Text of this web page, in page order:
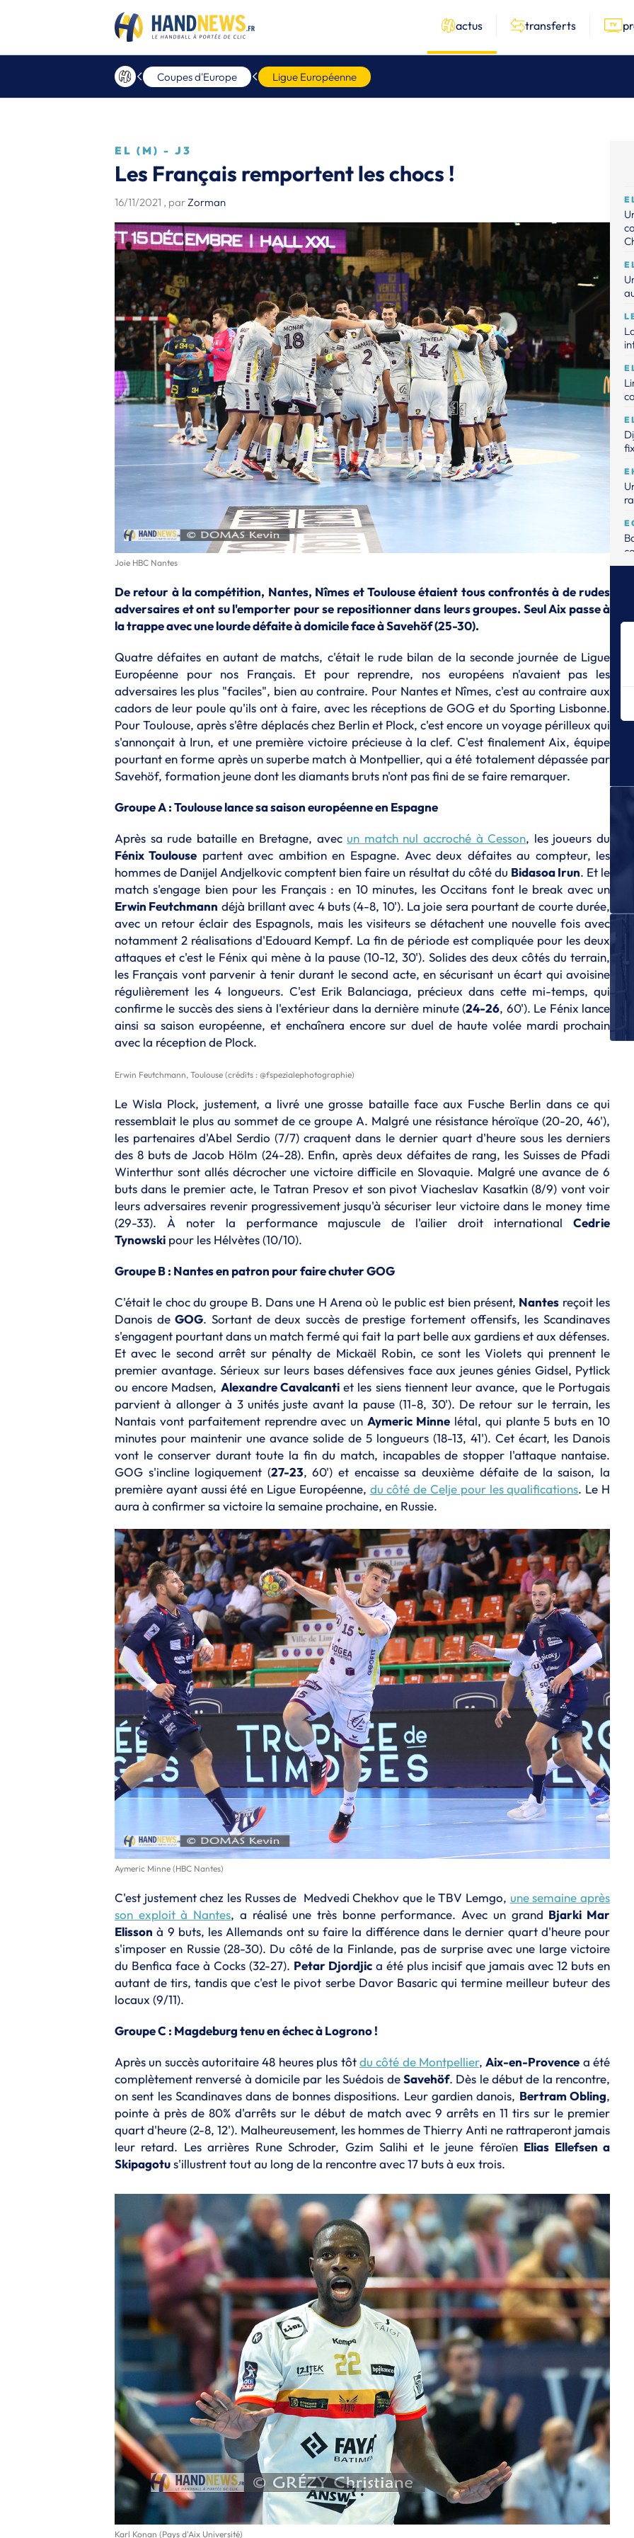
actus transferts
Coupes d'Europe Ligue Européenne
EL (M) - J3
Les Français remportent les chocs !
16/11/2021 , parZorman
Joie HBC Nantes
De retour à la compétition, Nantes, Nîmes et Toulouse étaient tous confrontés à de rudes
adversaires et ont su l'emporter pour se repositionner dans leurs groupes. Seul Aix passe à
la trappe avec une lourde défaite à domicile face à Savehöf (25-30).
Quatre défaites en autant de matchs, c'était le rude bilan de la seconde journée de Ligue
Européenne pour nos Français. Et pour reprendre, nos européens n'avaient pas les
adversaires les plus "faciles", bien au contraire. Pour Nantes et Nîmes, c'est au contraire aux
cadors de leur poule qu'ils ont à faire, avec les réceptions de GOG et du Sporting Lisbonne.
Pour Toulouse, après s'être déplacés chez Berlin et Plock, c'est encore un voyage périlleux qui
s'annonçait à Irun, et une première victoire précieuse à la clef. C'est finalement Aix, équipe
pourtant en forme après un superbe match à Montpellier, qui a été totalement dépassée par
Savehöf, formation jeune dont les diamants bruts n'ont pas fini de se faire remarquer.
Groupe A : Toulouse lance sa saison européenne en Espagne
Après sa rude bataille en Bretagne, avec un match nul accroché à Cesson, les joueurs du
Fénix Toulouse partent avec ambition en Espagne. Avec deux défaites au compteur, les
hommes de Danijel Andjelkovic comptent bien faire un résultat du côté du Bidasoa Irun. Et le
match s'engage bien pour les Français : en 10 minutes, les Occitans font le break avec un
Erwin Feutchmann déjà brillant avec 4 buts (4-8, 10'). La joie sera pourtant de courte durée,
avec un retour éclair des Espagnols, mais les visiteurs se détachent une nouvelle fois avec
notamment 2 réalisations d'Edouard Kempf. La fin de période est compliquée pour les deux
attaques et c'est le Fénix qui mène à la pause (10-12, 30'). Solides des deux côtés du terrain,
les Français vont parvenir à tenir durant le second acte, en sécurisant un écart qui avoisine
régulièrement les 4 longueurs. C'est Erik Balanciaga, précieux dans cette mi-temps, qui
confirme le succès des siens à l'extérieur dans la dernière minute (24-26, 60'). Le Fénix lance
ainsi sa saison européenne, et enchaînera encore sur duel de haute volée mardi prochain
avec la réception de Plock.
Erwin Feutchmann, Toulouse (crédits : @fspezialephotographie)
Le Wisla Plock, justement, a livré une grosse bataille face aux Fusche Berlin dans ce qui
ressemblait le plus au sommet de ce groupe A. Malgré une résistance héroïque (20-20, 46'),
les partenaires d'Abel Serdio (7/7) craquent dans le dernier quart d'heure sous les derniers
des 8 buts de Jacob Hölm (24-28). Enfin, après deux défaites de rang, les Suisses de Pfadi
Winterthur sont allés décrocher une victoire difficile en Slovaquie. Malgré une avance de 6
buts dans le premier acte, le Tatran Presov et son pivot Viacheslav Kasatkin (8/9) vont voir
leurs adversaires revenir progressivement jusqu'à sécuriser leur victoire dans le money time
(29-33). À noter la performance majuscule de l'ailier droit international Cedrie
Tynowski pour les Hélvètes (10/10).
Groupe B : Nantes en patron pour faire chuter GOG
C'était le choc du groupe B. Dans une H Arena où le public est bien présent, Nantes reçoit les
Danois deGOG. Sortant de deux succès de prestige fortement offensifs, les Scandinaves
s'engagent pourtant dans un match fermé qui fait la part belle aux gardiens et aux défenses.
Et avec le second arrêt sur pénalty de Mickaël Robin, ce sont les Violets qui prennent le
premier avantage. Sérieux sur leurs bases défensives face aux jeunes génies Gidsel, Pytlick
ou encore Madsen, Alexandre Cavalcantiet les siens tiennent leur avance, que le Portugais
parvient à allonger à 3 unités juste avant la pause (11-8, 30'). De retour sur le terrain, les
Nantais vont parfaitement reprendre avec unAymeric Minne létal, qui plante 5 buts en 10
minutes pour maintenir une avance solide de 5 longueurs (18-13, 41'). Cet écart, les Danois
vont le conserver durant toute la fin du match, incapables de stopper l'attaque nantaise.
GOG s'incline logiquement (27-23, 60') et encaisse sa deuxième défaite de la saison, la
première ayant aussi été en Ligue Européenne, du côté de Celje pour les qualifications. Le H
aura à confirmer sa victoire la semaine prochaine, en Russie.
Aymeric Minne (HBC Nantes)
C'est justement chez les Russes de Medvedi Chekhov que le TBV Lemgo, une semaine après
son exploit à Nantes, a réalisé une très bonne performance. Avec un grand Bjarki Mar
Elisson à 9 buts, les Allemands ont su faire la différence dans le dernier quart d'heure pour
s'imposer en Russie (28-30). Du côté de la Finlande, pas de surprise avec une large victoire
du Benfica face à Cocks (32-27). Petar Djordjic a été plus incisif que jamais avec 12 buts en
autant de tirs, tandis que c'est le pivot serbe Davor Basaric qui termine meilleur buteur des
locaux (9/11).
Groupe C : Magdeburg tenu en échec à Logrono !
Après un succès autoritaire 48 heures plus tôtdu côté de Montpellier,Aix-en-Provence a été
complètement renversé à domicile par les Suédois deSavehöf. Dès le début de la rencontre,
on sent les Scandinaves dans de bonnes dispositions. Leur gardien danois, Bertram Obling,
pointe à près de 80% d'arrêts sur le début de match avec 9 arrêts en 11 tirs sur le premier
quart d'heure (2-8, 12'). Malheureusement, les hommes de Thierry Anti ne rattraperont jamais
leur retard. Les arrières Rune Schroder, Gzim Salihi et le jeune féroïen Elias Ellefsen a
Skipagotus'illustrent tout au long de la rencontre avec 17 buts à eux trois.
Karl Konan (Pays d'Aix Université)